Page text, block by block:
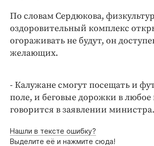
По словам Сердюкова,
оздоровительный комплекс
огораживать не будут, он
желающих.
- Калужане смогут посещать и
поле, и беговые дорожки в любое
говорится в заявлении министра.
Нашли в тексте ошибку?
Выделите её и нажмите сюда!